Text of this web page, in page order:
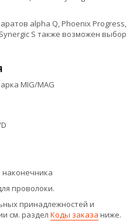
alpha Q, Phoenix Progress,
S также возможен выбор
MIG/MAG
наконечника
проволоки.
принадлежностей и
см. раздел Коды заказа ниже.